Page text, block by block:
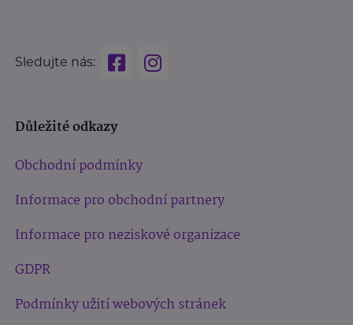
Sledujte nás:
Důležité odkazy
Obchodní podmínky
Informace pro obchodní partnery
Informace pro neziskové organizace
GDPR
Podmínky užití webových stránek